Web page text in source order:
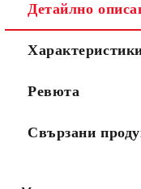
Ние ще се свържем с
Детайлно
Ревюта
Свързани